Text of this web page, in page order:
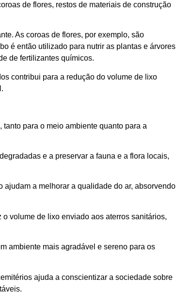
de flores, restos de materiais de construção
As coroas de flores, por exemplo, são
é então utilizado para nutrir as plantas e árvores
de fertilizantes químicos.
contribui para a redução do volume de lixo
para o meio ambiente quanto para a
e a preservar a fauna e a flora locais,
ajudam a melhorar a qualidade do ar, absorvendo
volume de lixo enviado aos aterros sanitários,
ambiente mais agradável e sereno para os
ajuda a conscientizar a sociedade sobre